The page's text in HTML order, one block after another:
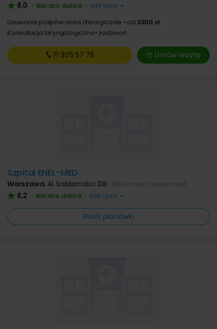
8,0 • Bardzo dobra • 949 opinii
Usuwanie polipów nosa chirurgicznie od 3300 zł
Konsultacja laryngologiczna zadzwoń
Umów wizytę
71 305 57 78
Szpital ENEL-MED
Warszawa, Al. Solidarności 128 (203 km od Częstochowy)
8,2 • Bardzo dobra • 558 opinii
Profil placówki